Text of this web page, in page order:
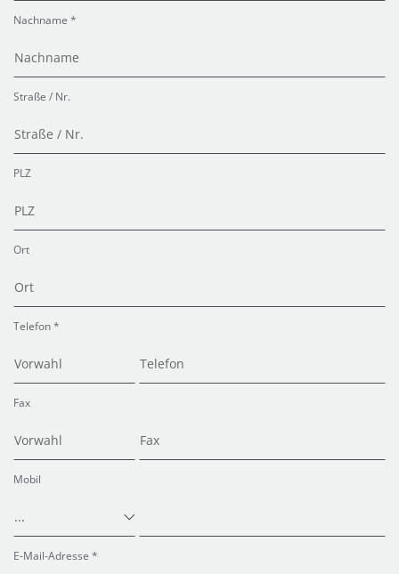
Nachname *
Straße / Nr.
PLZ
Ort
Telefon *
Fax
Mobil
...
E-Mail-Adresse *